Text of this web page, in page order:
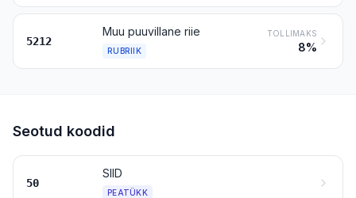
5212
Muu puuvillane riie
RUBRIIK
TOLLIMAKS
8%
Seotud koodid
50
SIID
PEATÜKK